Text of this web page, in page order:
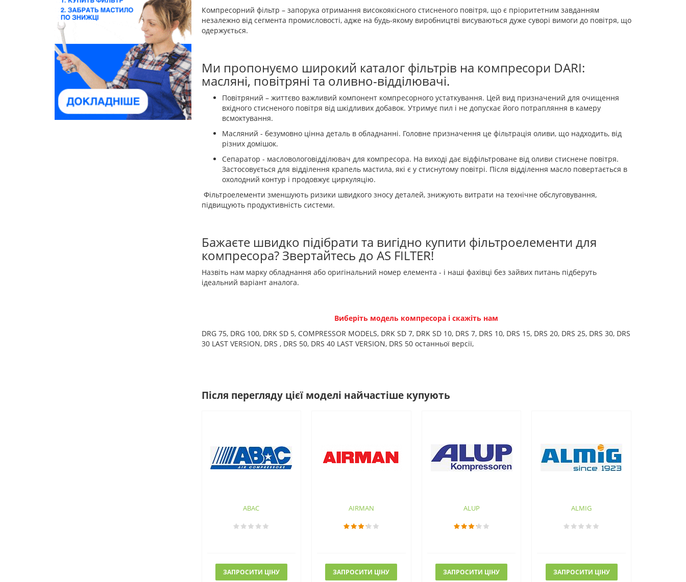
Компресорний фільтр – запорука отримання високоякісного стисненого повітря, що є пріоритетним завданням
незалежно від сегмента промисловості, адже на будь-якому виробництві висуваються дуже суворі вимоги до повітря, що
одержується.
Ми пропонуємо широкий каталог фільтрів на компресори DARI:
масляні, повітряні та оливно-відділювачі.
Повітряний – життєво важливий компонент компресорного устаткування. Цей вид призначений для очищення
вхідного стисненого повітря від шкідливих добавок. Утримує пил і не допускає його потрапляння в камеру
всмоктування.
Масляний - безумовно цінна деталь в обладнанні. Головне призначення це фільтрація оливи, що надходить, від
різних домішок.
Сепаратор - масловологовідділювач для компресора. На виході дає відфільтроване від оливи стиснене повітря.
Застосовується для відділення крапель мастила, які є у стиснутому повітрі. Після відділення масло повертається в
охолодний контур і продовжує циркуляцію.
Фільтроелементи зменшують ризики швидкого зносу деталей, знижують витрати на технічне обслуговування,
підвищують продуктивність системи.
Бажаєте швидко підібрати та вигідно купити фільтроелементи для
компресора? Звертайтесь до AS FILTER!
Назвіть нам марку обладнання або оригінальний номер елемента - і наші фахівці без зайвих питань підберуть
ідеальний варіант аналога.
Виберіть модель компресора і скажіть нам
DRG 75, DRG 100, DRK SD 5, COMPRESSOR MODELS, DRK SD 7, DRK SD 10, DRS 7, DRS 10, DRS 15, DRS 20, DRS 25, DRS 30, DRS
30 LAST VERSION, DRS , DRS 50, DRS 40 LAST VERSION, DRS 50 останньої версії,
Після перегляду цієї моделі найчастіше купують
ABAC
ЗАПРОСИТИ ЦІНУ
AIRMAN
ЗАПРОСИТИ ЦІНУ
ALUP
ЗАПРОСИТИ ЦІНУ
ALMIG
ЗАПРОСИТИ ЦІНУ